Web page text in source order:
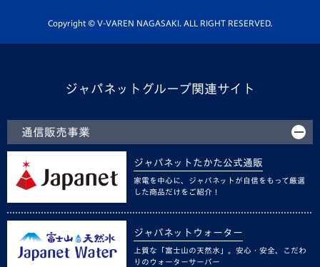
ホームタウン活動
Copyright © V-VAREN NAGASAKI. ALL RIGHT RESERVED.
ジャパネットグループ関連サイト
通信販売事業
ジャパネットたかた公式通販
家電を中心に、ジャパネットが自信をもって厳選
した商品だけをご紹介！
ジャパネットウォーター
上質な「富士山の天然水」。安心・安全、こだわ
りのウォーターサーバー